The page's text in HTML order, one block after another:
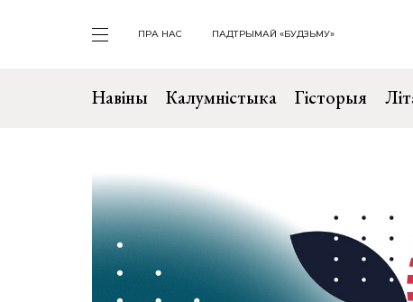
ПРА НАС ПАДТРЫМАЙ «БУДЗЬМУ»
Навіны Калумністыка Гісторыя